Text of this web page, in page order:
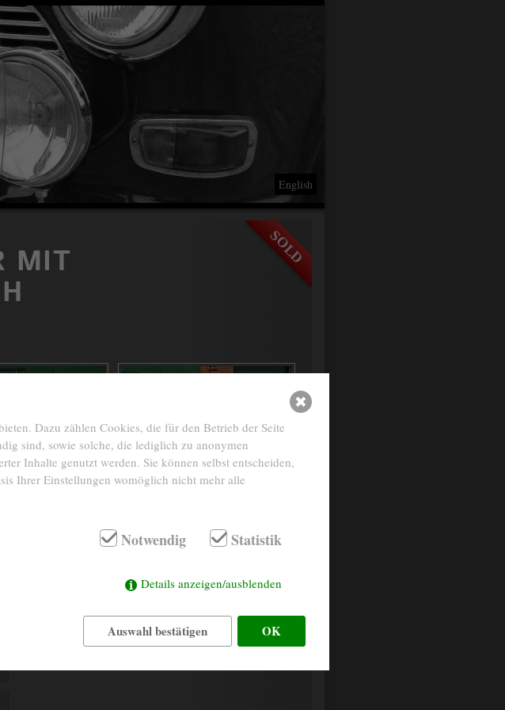
English
MIT
INTERIEUR
Dazu zählen Cookies, die für den Betrieb der Seite
sind, sowie solche, die lediglich zu anonymen
Inhalte genutzt werden. Sie können selbst entscheiden,
Ihrer Einstellungen womöglich nicht mehr alle
Notwendig Statistik
Details anzeigen/ausblenden
Auswahl bestätigen OK